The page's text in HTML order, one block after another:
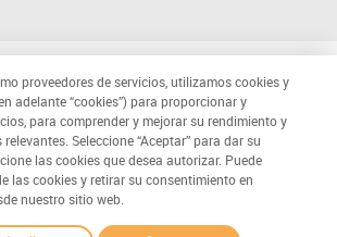
proveedores de servicios, utilizamos cookies y
adelante “cookies”) para proporcionar y
para comprender y mejorar su rendimiento y
Seleccione “Aceptar” para dar su
las cookies que desea autorizar. Puede
las cookies y retirar su consentimiento en
nuestro sitio web.